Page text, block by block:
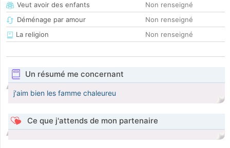
Veut avoir des enfants
Non renseigné
Déménage par amour
Non renseigné
La religion
Non renseigné
Un résumé me concernant
j'aim bien les famme chaleureu
Ce que j'attends de mon partenaire